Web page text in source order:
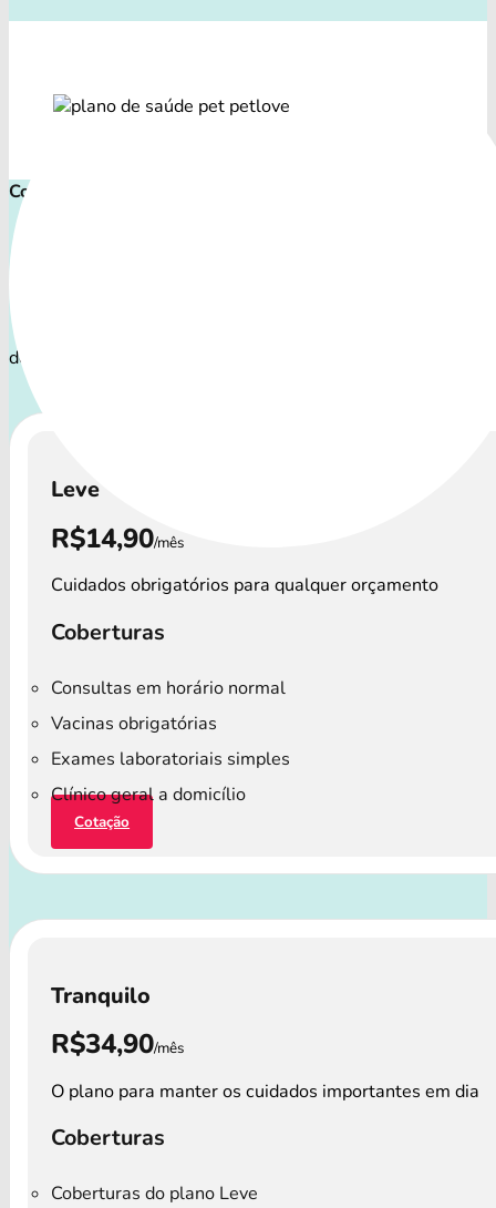
Comece proteger ainda hoje!
demanda atenção especial.
Leve
R$14,90/mês
Cuidados obrigatórios para qualquer orçamento
Coberturas
Consultas em horário normal
Vacinas obrigatórias
Exames laboratoriais simples
Clínico geral a domicílio
Cotação
Tranquilo
R$34,90/mês
O plano para manter os cuidados importantes em dia
Coberturas
Coberturas do plano Leve